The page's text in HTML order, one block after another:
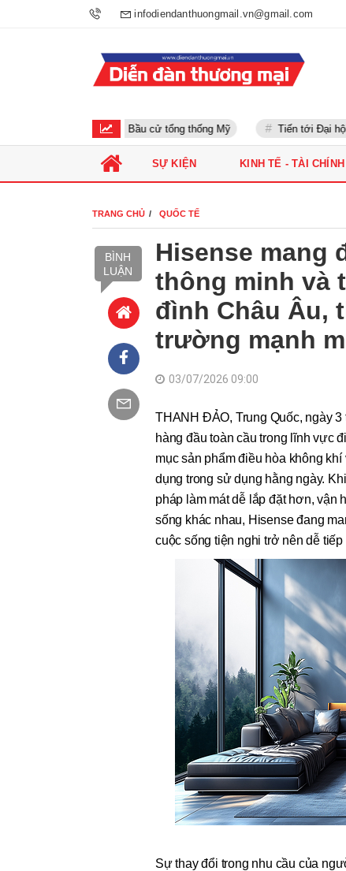
infodiendanthuongmail.vn@gmail.com
Bầu cử tổng thống Mỹ Tiến tới Đại hội
SỰ KIỆN KINH TẾ - TÀI CHÍNH
TRANG CHỦ QUỐC TẾ
BÌNH
LUẬN
Hisense mang
thông minh và
đình Châu Âu,
trường mạnh
03/07/2026 09:00
THANH ĐẢO, Trung Quốc, ngày
hàng đầu toàn cầu trong lĩnh vực
mục sản phẩm điều hòa không
dụng trong sử dụng hằng ngày.
pháp làm mát dễ lắp đặt hơn,
sống khác nhau, Hisense đang
cuộc sống tiện nghi trở nên dễ tiếp
Sự thay đổi trong nhu cầu của